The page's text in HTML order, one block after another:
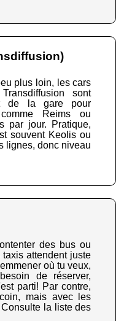
plus loin, les cars
sont
de la gare pour
Reims ou
par jour. Pratique,
souvent Keolis ou
lignes, donc niveau
des bus ou
attendent juste
où tu veux,
de réserver,
parti! Par contre,
mais avec les
la liste des